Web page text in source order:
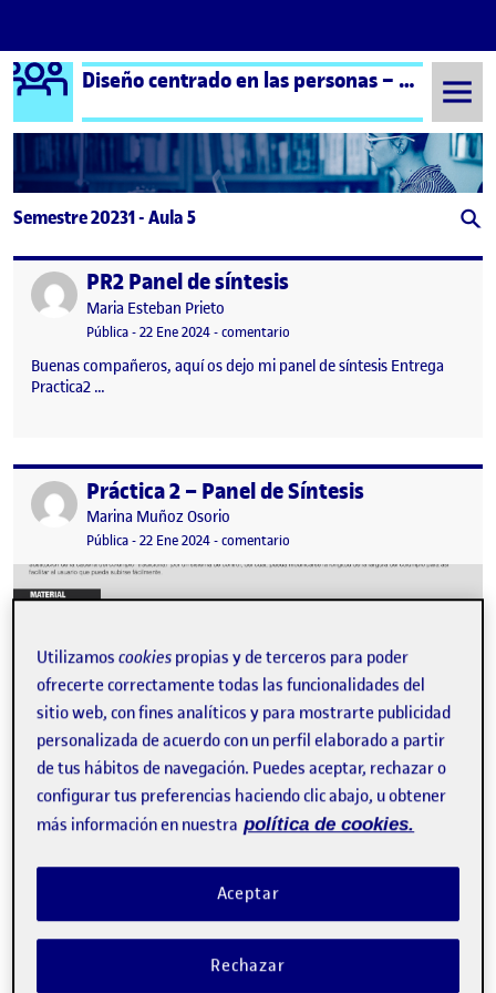
Saltar al contenido
Logo Ágora Diseño centrado en las personas – Aula 5
Semestre 20231 - Aula 5
Publicado porPR2 Panel de síntesis
Publicado por
Maria Esteban Prieto
Visibilidad:
Pública-Fecha de publicación
22 Ene 202423 enero, 2024 12:48 am
-comentario
Buenas compañeros, aquí os dejo mi panel de síntesis Entrega
Practica2 …
Publicado porPráctica 2 – Panel de Síntesis
Publicado por
Marina Muñoz Osorio
Visibilidad:
Pública-Fecha de publicación
22 Ene 2024-comentario
Pre-entrega PR2
Maria Esteban Prieto
Utilizamoscookies propias y de terceros para poder
ofrecerte correctamente todas las funcionalidades del
sitio web, con fines analíticos y para mostrarte publicidad
personalizada de acuerdo con un perfil elaborado a partir
de tus hábitos de navegación. Puedes aceptar, rechazar o
configurar tus preferencias haciendo clic abajo, u obtener
más información en nuestra política de cookies.
Rechazar
Aceptar